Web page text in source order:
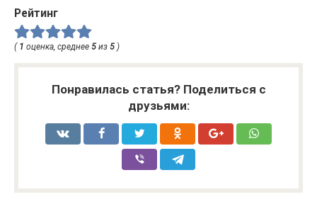
Рейтинг
( 1 оценка, среднее 5 из 5 )
Понравилась статья? Поделиться с
друзьями: